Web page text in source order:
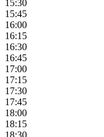
15:30
15:45
16:00
16:15
16:30
16:45
17:00
17:15
17:30
17:45
18:00
18:15
18:30